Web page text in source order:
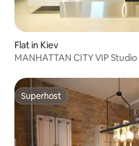
Flat in Kiev
Superhost
Superhost